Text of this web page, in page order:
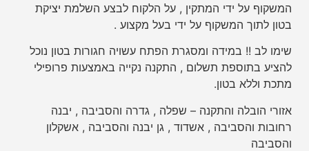
המשקוף על ידי המתקין , על הלקוח לבצע השלמת יציקת
בטון לתוך המשקוף על ידי בעל מקצוע .
שימו לב !! במידה ומסגרת הפתח עשויה חגורות בטון נוכל
להציע בתוספת תשלום , התקנה נקייה באמצעות פרופילי
מתכת וללא בטון.
אזורי הובלה והתקנה – שפלה , גדרה והסביבה , יבנה
רחובות והסביבה , אשדוד , גן יבנה והסביבה , אשקלון
והסביבה